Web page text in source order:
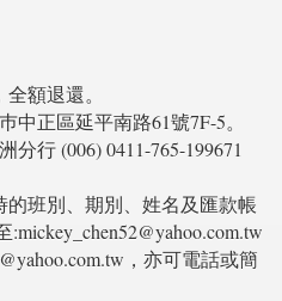
額退還。
正區延平南路61號7F-5。
行 (006) 0411-765-199671
班別、期別、姓名及匯款帳
，亦可電話或簡